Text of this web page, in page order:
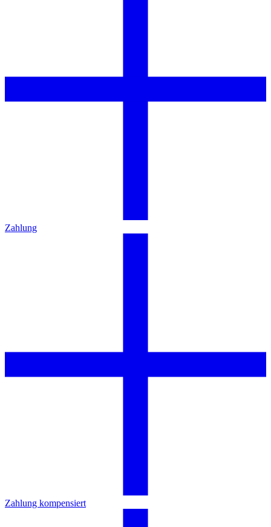
Zahlung
Zahlung kompensiert